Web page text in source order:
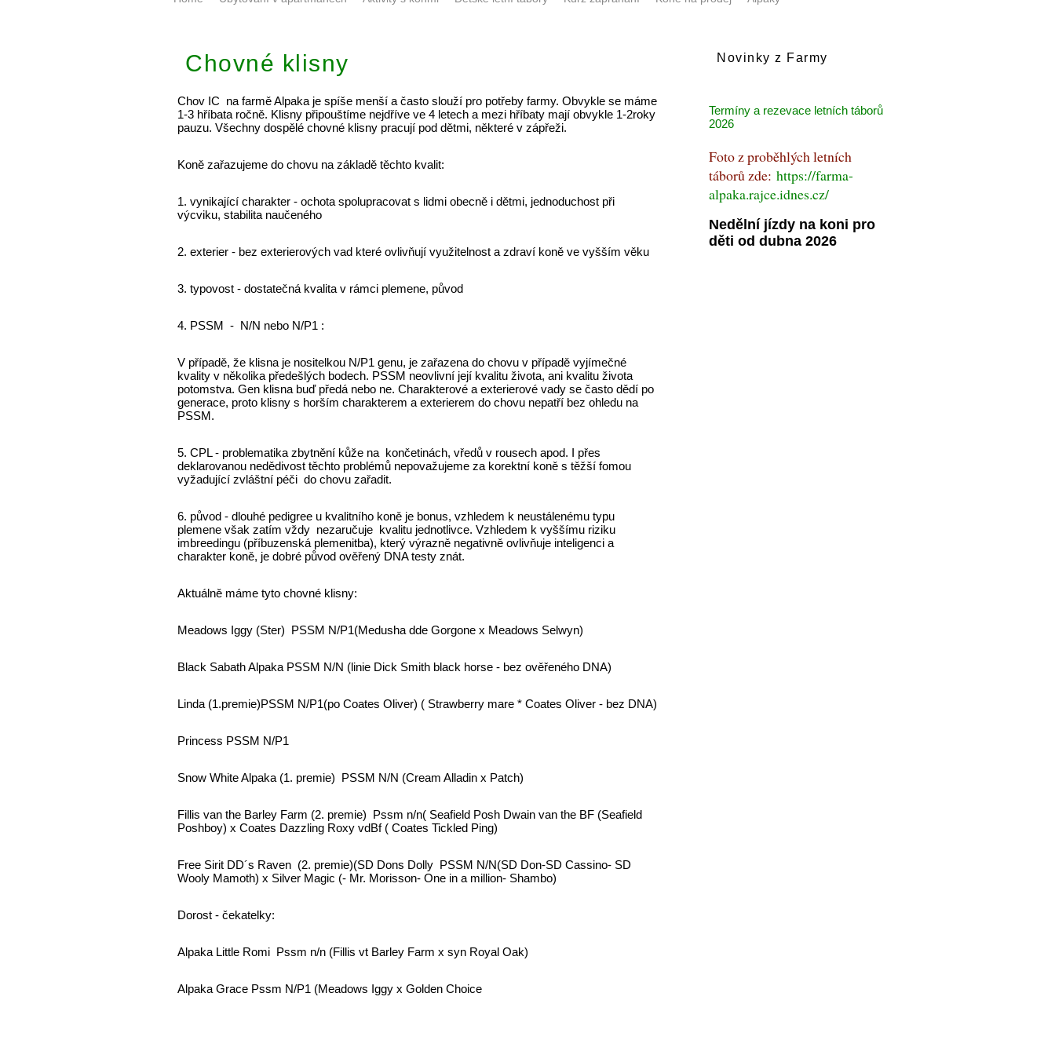
Chovné klisny
Chov IC na farmě Alpaka je spíše menší a často slouží pro potřeby farmy. Obvykle se máme
1-3 hříbata ročně. Klisny připouštíme nejdříve ve 4 letech a mezi hříbaty mají obvykle 1-2roky
pauzu. Všechny dospělé chovné klisny pracují pod dětmi, některé v zápřeži.
Koně zařazujeme do chovu na základě těchto kvalit:
1. vynikající charakter - ochota spolupracovat s lidmi obecně i dětmi, jednoduchost při
výcviku, stabilita naučeného
2. exterier - bez exterierových vad které ovlivňují využitelnost a zdraví koně ve vyšším věku
3. typovost - dostatečná kvalita v rámci plemene, původ
4. PSSM - N/N nebo N/P1 :
V případě, že klisna je nositelkou N/P1 genu, je zařazena do chovu v případě vyjímečné
kvality v několika předešlých bodech. PSSM neovlivní její kvalitu života, ani kvalitu života
potomstva. Gen klisna buď předá nebo ne. Charakterové a exterierové vady se často dědí po
generace, proto klisny s horším charakterem a exterierem do chovu nepatří bez ohledu na
PSSM.
5. CPL - problematika zbytnění kůže na končetinách, vředů v rousech apod. I přes
deklarovanou nedědivost těchto problémů nepovažujeme za korektní koně s těžší fomou
vyžadující zvláštní péči do chovu zařadit.
6. původ - dlouhé pedigree u kvalitního koně je bonus, vzhledem k neustálenému typu
plemene však zatím vždy nezaručuje kvalitu jednotlivce. Vzhledem k vyššímu riziku
imbreedingu (příbuzenská plemenitba), který výrazně negativně ovlivňuje inteligenci a
charakter koně, je dobré původ ověřený DNA testy znát.
Aktuálně máme tyto chovné klisny:
Meadows Iggy (Ster) PSSM N/P1(Medusha dde Gorgone x Meadows Selwyn)
Black Sabath Alpaka PSSM N/N (linie Dick Smith black horse - bez ověřeného DNA)
Linda (1.premie)PSSM N/P1(po Coates Oliver) ( Strawberry mare * Coates Oliver - bez DNA)
Princess PSSM N/P1
Snow White Alpaka (1. premie) PSSM N/N (Cream Alladin x Patch)
Fillis van the Barley Farm (2. premie) Pssm n/n( Seafield Posh Dwain van the BF (Seafield
Poshboy) x Coates Dazzling Roxy vdBf ( Coates Tickled Ping)
Free Sirit DD´s Raven (2. premie)(SD Dons Dolly PSSM N/N(SD Don-SD Cassino- SD
Wooly Mamoth) x Silver Magic (- Mr. Morisson- One in a million- Shambo)
Dorost - čekatelky:
Alpaka Little Romi Pssm n/n (Fillis vt Barley Farm x syn Royal Oak)
Alpaka Grace Pssm N/P1 (Meadows Iggy x Golden Choice
Novinky z Farmy
Termíny a rezevace letních táborů
2026
Foto z proběhlých letních
táborů zde: https://farma-
alpaka.rajce.idnes.cz/
Nedělní jízdy na koni pro
děti od dubna 2026